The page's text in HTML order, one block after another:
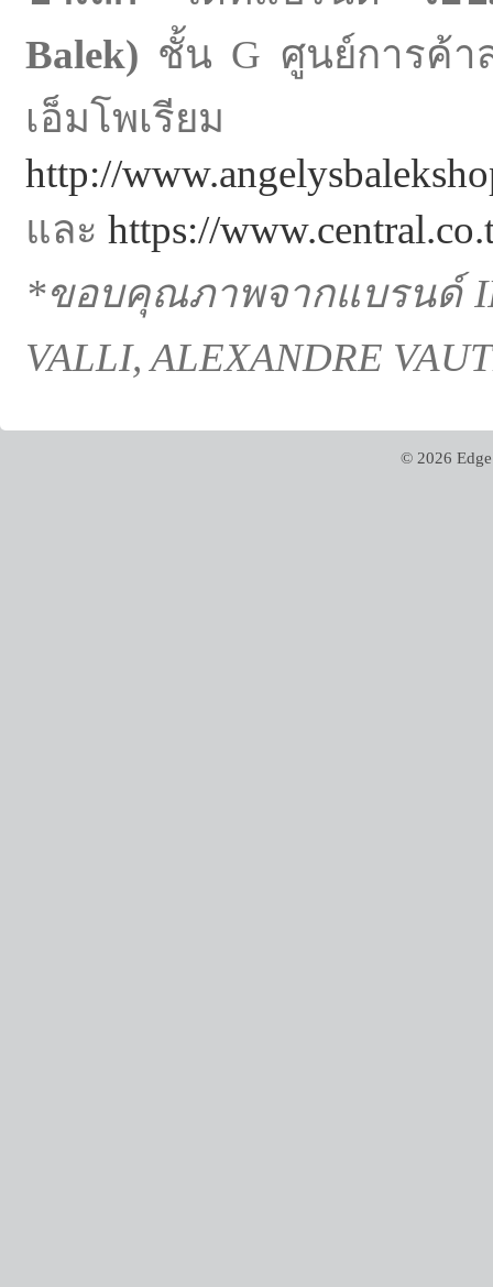
Balek) ชั้น G ศูนย์การค้า
เอ็มโพเรียม ห
http://
และ https://
*ขอบคุณภาพจากแบรนด์
VALLI, ALEXANDRE
© 2026